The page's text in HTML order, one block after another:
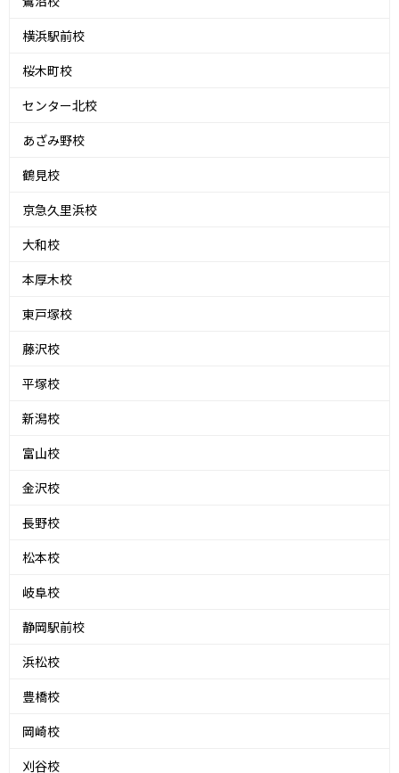
横浜駅前校
桜木町校
センター北校
あざみ野校
鶴見校
京急久里浜校
大和校
本厚木校
東戸塚校
藤沢校
平塚校
新潟校
富山校
金沢校
長野校
松本校
岐阜校
静岡駅前校
浜松校
豊橋校
岡崎校
刈谷校